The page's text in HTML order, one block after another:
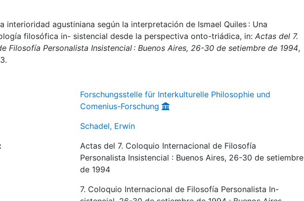
interioridad agustiniana según la interpretación de Ismael Quiles : Una
filosófica in- sistencial desde la perspectiva onto-triádica, in: Actas del 7.
Filosofía Personalista Insistencial : Buenos Aires, 26-30 de setiembre de 1994,
Forschungsstelle für Interkulturelle Philosophie und
Comenius-Forschung
Schadel, Erwin
Actas del 7. Coloquio Internacional de Filosofía
Personalista Insistencial : Buenos Aires, 26-30 de setiembre
de 1994
7. Coloquio Internacional de Filosofía Personalista In-